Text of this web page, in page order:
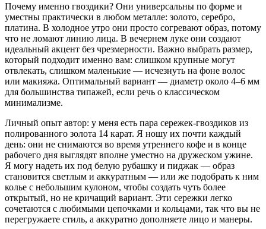
Почему именно гвоздики? Они универсальны по форме и
уместны практически в любом металле: золото, серебро,
платина. В холодное утро они просто согревают образ, потому
что не ломают линию лица. В вечернем луке они создают
идеальный акцент без чрезмерности. Важно выбрать размер,
который подходит именно вам: слишком крупные могут
отвлекать, слишком маленькие — исчезнуть на фоне волос
или макияжа. Оптимальный вариант — диаметр около 4–6 мм
для большинства типажей, если речь о классическом
минимализме.
Личный опыт автор: у меня есть пара сережек-гвоздиков из
полированного золота 14 карат. Я ношу их почти каждый
день: они не снимаются во время утреннего кофе и в конце
рабочего дня выглядят вполне уместно на дружеском ужине.
Я могу надеть их под белую рубашку и пиджак — образ
становится светлым и аккуратным — или же подобрать к ним
колье с небольшим кулоном, чтобы создать чуть более
открытый, но не кричащий вариант. Эти сережки легко
сочетаются с любимыми цепочками и кольцами, так что вы не
перегружаете стиль, а аккуратно дополняете лицо и манеры.